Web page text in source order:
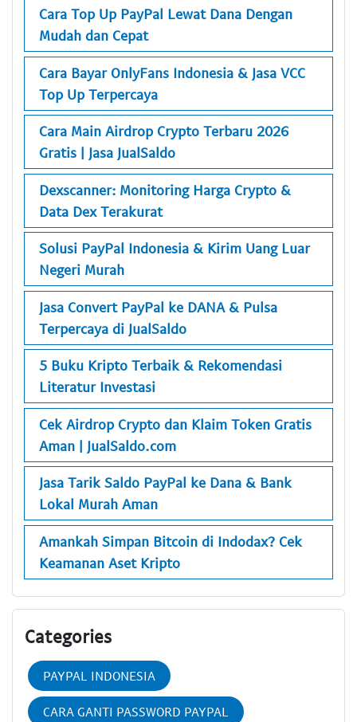
Cara Top Up PayPal Lewat Dana Dengan
Mudah dan Cepat
Cara Bayar OnlyFans Indonesia & Jasa VCC
Top Up Terpercaya
Cara Main Airdrop Crypto Terbaru 2026
Gratis | Jasa JualSaldo
Dexscanner: Monitoring Harga Crypto &
Data Dex Terakurat
Solusi PayPal Indonesia & Kirim Uang Luar
Negeri Murah
Jasa Convert PayPal ke DANA & Pulsa
Terpercaya di JualSaldo
5 Buku Kripto Terbaik & Rekomendasi
Literatur Investasi
Cek Airdrop Crypto dan Klaim Token Gratis
Aman | JualSaldo.com
Jasa Tarik Saldo PayPal ke Dana & Bank
Lokal Murah Aman
Amankah Simpan Bitcoin di Indodax? Cek
Keamanan Aset Kripto
Categories
PAYPAL INDONESIA
CARA GANTI PASSWORD PAYPAL